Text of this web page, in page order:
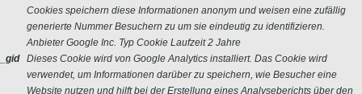
Cookies speichern diese Informationen anonym und weisen eine zufällig
generierte Nummer Besuchern zu um sie eindeutig zu identifizieren.
Anbieter Google Inc. Typ Cookie Laufzeit 2 Jahre
_gid
Dieses Cookie wird von Google Analytics installiert. Das Cookie wird
verwendet, um Informationen darüber zu speichern, wie Besucher eine
Website nutzen und hilft bei der Erstellung eines Analyseberichts über den